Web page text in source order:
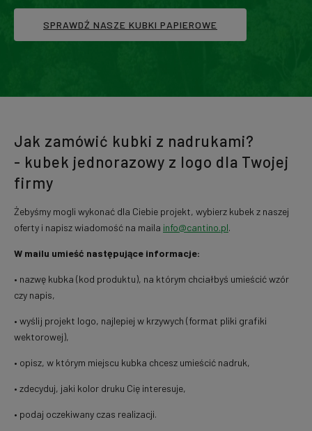
SPRAWDŹ NASZE KUBKI PAPIEROWE
Jak zamówić kubki z nadrukami?
- kubek jednorazowy z logo dla Twojej
firmy
Żebyśmy mogli wykonać dla Ciebie projekt, wybierz kubek z naszej
oferty i napisz wiadomość na maila info@cantino.pl.
W mailu umieść następujące informacje:
• nazwę kubka (kod produktu), na którym chciałbyś umieścić wzór
czy napis,
• wyślij projekt logo, najlepiej w krzywych (format pliki grafiki
wektorowej),
• opisz, w którym miejscu kubka chcesz umieścić nadruk,
• zdecyduj, jaki kolor druku Cię interesuje,
• podaj oczekiwany czas realizacji.